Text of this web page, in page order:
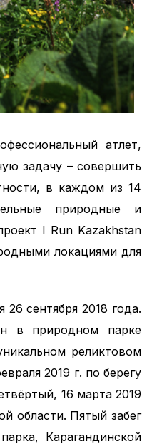
атлет,
задачу – совершить
в каждом из 14
природные и
I Run Kazakhstan
локациями для
сентября 2018 года.
в природном парке
реликтовом
2019 г. по берегу
16 марта 2019
области. Пятый забег
Карагандинской